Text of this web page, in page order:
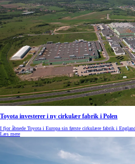
Toyota investerer i ny cirkulær fabrik i Polen
I fjor åbnede Toyota i Europa sin første cirkulære fabrik i
Læs mere